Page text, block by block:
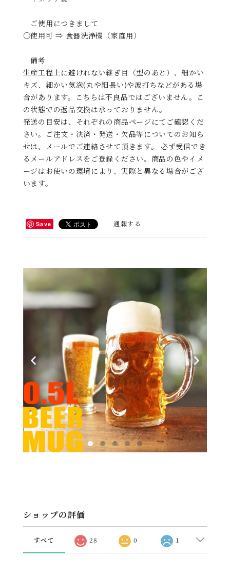
ご使用につきまして
○使用可 ⇒ 食器洗浄機（家庭用）
備考
生産工程上に避けれない継ぎ目（型のあと）、細かい
キズ、細かい気泡(丸や細長い)や波打ちなどがある場
合があります。こちらは不良品ではございません。こ
の状態での返品交換は承っておりません。
発送の目安は、それぞれの商品ページにてご確認くだ
さい。ご注文・決済・発送・欠品等についてのお知ら
せは、メールでご連絡させて頂きます。 必ず受信でき
るメールアドレスをご登録ください。商品の色やイメ
ージはお使いの環境により、実際と異なる場合がござ
います。
Save 通報する
ショップの評価
すべて 28 0 1